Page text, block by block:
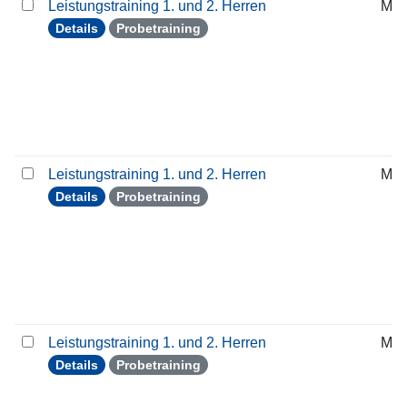
Leistungstraining 1. und 2. Herren
Details Probetraining
Leistungstraining 1. und 2. Herren
Details Probetraining
Leistungstraining 1. und 2. Herren
Details Probetraining